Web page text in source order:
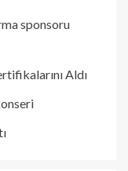
sponsoru
Aldı